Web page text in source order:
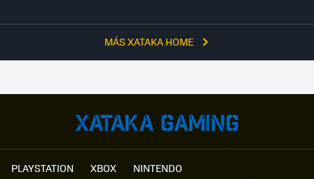
MÁS XATAKA HOME
PLAYSTATION XBOX NINTENDO